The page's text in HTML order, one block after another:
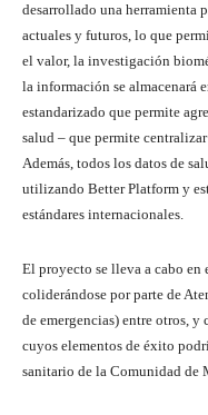
desarrollado una herramienta
actuales y futuros, lo que
el valor, la investigación
la información se almacenará
estandarizado que permite
salud – que permite
Además, todos los datos de
utilizando Better Platform y
estándares internacionales.
El proyecto se lleva a cabo
coliderándose por parte de
de emergencias) entre otros,
cuyos elementos de éxito
sanitario de la Comunidad de